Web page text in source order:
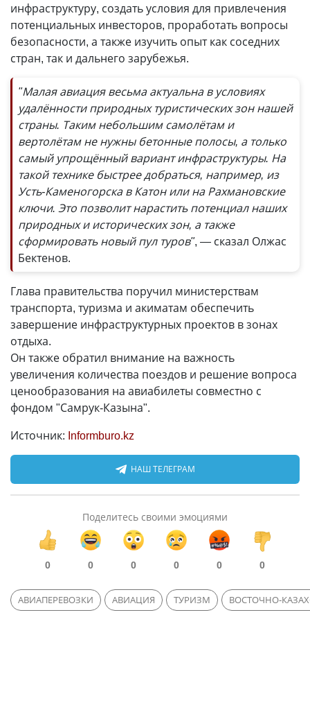
инфраструктуру, создать условия для привлечения
потенциальных инвесторов, проработать вопросы
безопасности, а также изучить опыт как соседних
стран, так и дальнего зарубежья.
"Малая авиация весьма актуальна в условиях
удалённости природных туристических зон нашей
страны. Таким небольшим самолётам и
вертолётам не нужны бетонные полосы, а только
самый упрощённый вариант инфраструктуры. На
такой технике быстрее добраться, например, из
Усть-Каменогорска в Катон или на Рахмановские
ключи. Это позволит нарастить потенциал наших
природных и исторических зон, а также
сформировать новый пул туров", — сказал Олжас
Бектенов.
Глава правительства поручил министерствам
транспорта, туризма и акиматам обеспечить
завершение инфраструктурных проектов в зонах
отдыха.
Он также обратил внимание на важность
увеличения количества поездов и решение вопроса
ценообразования на авиабилеты совместно с
фондом "Самрук-Казына".
Источник: Informburo.kz
НАШ ТЕЛЕГРАМ
Поделитесь своими эмоциями
0 0 0 0 0 0
АВИАПЕРЕВОЗКИ АВИАЦИЯ ТУРИЗМ ВОСТОЧНО-